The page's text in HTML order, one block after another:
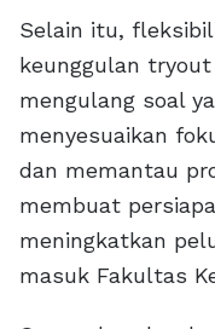
Selain itu,
keunggulan
mengulang soal
menyesuaikan
dan memantau
membuat
meningkatkan
masuk Fakultas